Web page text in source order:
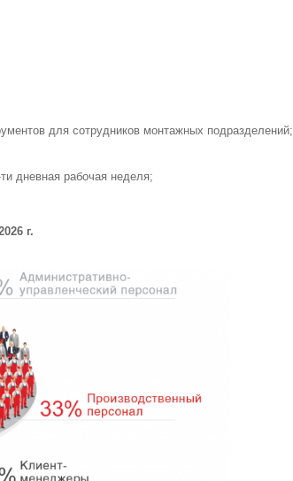
для сотрудников монтажных подразделений;
дневная рабочая неделя;
г.